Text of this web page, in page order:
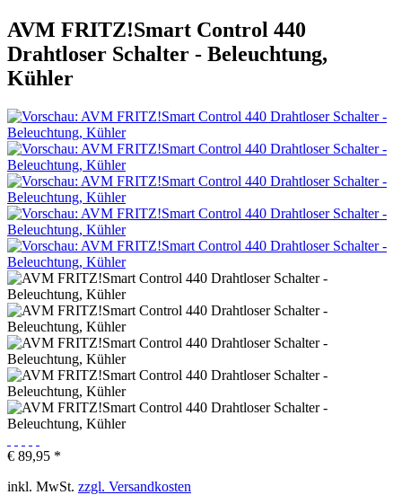
AVM FRITZ!Smart Control 440
Drahtloser Schalter - Beleuchtung,
Kühler
€ 89,95 *
inkl. MwSt. zzgl. Versandkosten